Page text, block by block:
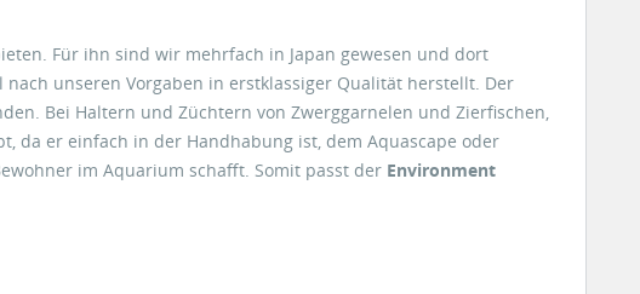
Für ihn sind wir mehrfach in Japan gewesen und dort
unseren Vorgaben in erstklassiger Qualität herstellt. Der
Bei Haltern und Züchtern von Zwerggarnelen und Zierfischen,
da er einfach in der Handhabung ist, dem Aquascape oder
im Aquarium schafft. Somit passt der Environment